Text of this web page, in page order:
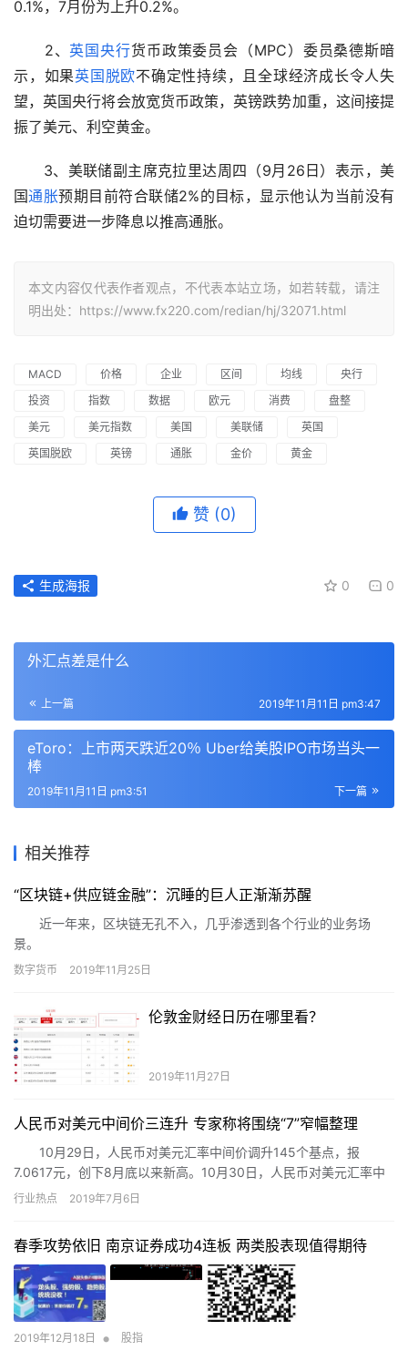
0.1%，7月份为上升0.2%。
2、 英国央行货币政策委员会（MPC）委员桑德斯暗
示，如果英国脱欧不确定性持续，且全球经济成长令人失
望，英国央行将会放宽货币政策，英镑跌势加重，这间接提
振了美元、利空黄金。
3、美联储副主席克拉里达周四（9月26日）表示，美
国通胀预期目前符合联储2%的目标，显示他认为当前没有
迫切需要进一步降息以推高通胀。
本文内容仅代表作者观点，不代表本站立场，如若转载，请注
明出处：https://www.fx220.com/redian/hj/32071.html
MACD 价格 企业 区间 均线
央行
投资
指数 数据 欧元 消费
盘整
美元
美元指数 美国 美联储
英国
英国脱欧
英镑 通胀 金价 黄金
赞 (0)
0 0
生成海报
外汇点差是什么
上一篇 2019年11月11日 pm3:47
eToro：上市两天跌近20％ Uber给美股IPO市场当头一
棒
下一篇
2019年11月11日 pm3:51
相关推荐
“区块链+供应链金融”：沉睡的巨人正渐渐苏醒
近一年来，区块链无孔不入，几乎渗透到各个行业的业务场
景。
万亿级别的供应链金融，因参与主体之间的不信任，以及商
数字货币 2019年11月25日
伦敦金财经日历在哪里看？
2019年11月27日
人民币对美元中间价三连升 专家称将围绕“7”窄幅整理
10月29日，人民币对美元汇率中间价调升145个基点，报
7.0617元，创下8月底以来新高。10月30日，人民币对美元汇率中
间价报7.0582元，较前一交易日上调35个基点；10月31日，人民币
行业热点 2019年7月6日
春季攻势依旧 南京证券成功4连板 两类股表现值得期待
2019年12月18日 • 股指